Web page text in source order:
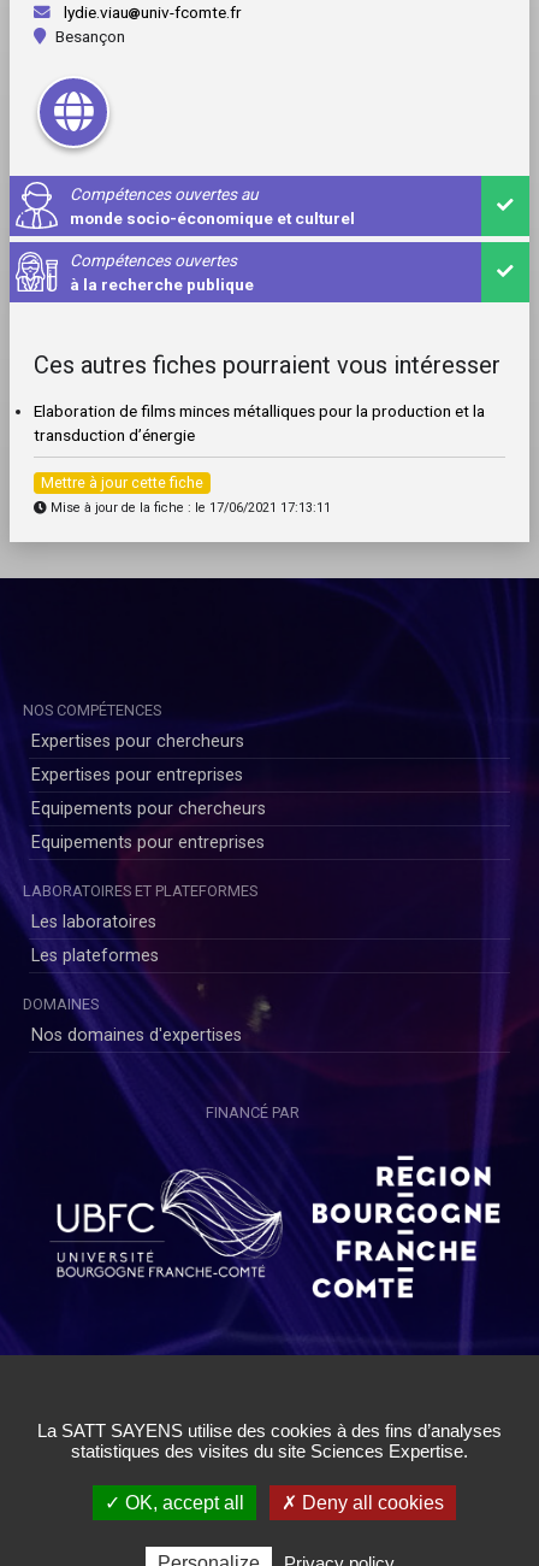
lydie.viau
univ-fcomte.fr
Besançon
Compétences ouvertes au
monde socio-économique et culturel
Compétences ouvertes
à la recherche publique
Ces autres fiches pourraient vous intéresser
Elaboration de films minces métalliques pour la production et la
transduction d’énergie
Mettre à jour cette fiche
Mise à jour de la fiche : le 17/06/2021 17:13:11
NOS COMPÉTENCES
Expertises pour chercheurs
Expertises pour entreprises
Equipements pour chercheurs
Equipements pour entreprises
LABORATOIRES ET PLATEFORMES
Les laboratoires
Les plateformes
DOMAINES
Nos domaines d'expertises
FINANCÉ PAR
Politique de Confidentialité Chercheurs|Conditions Générales
d'Utilisation|Cookies| Gestion des cookies
✓ OK, accept all
✗ Deny all cookies